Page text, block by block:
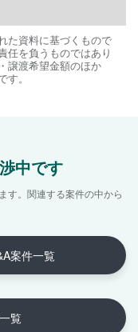
た資料に基づくもので
任を負うものではあり
譲渡希望金額のほか
。
中です
。 関連する案件の中から
案件一覧
覧